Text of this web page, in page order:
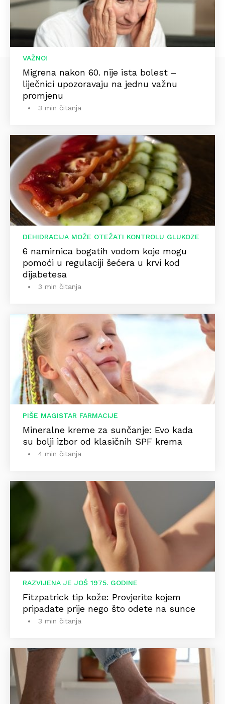
VAŽNO!
Migrena nakon 60. nije ista bolest –
liječnici upozoravaju na jednu važnu
promjenu
3 min čitanja
DEHIDRACIJA MOŽE OTEŽATI KONTROLU GLUKOZE
6 namirnica bogatih vodom koje mogu
pomoći u regulaciji šećera u krvi kod
dijabetesa
3 min čitanja
PIŠE MAGISTAR FARMACIJE
Mineralne kreme za sunčanje: Evo kada
su bolji izbor od klasičnih SPF krema
4 min čitanja
RAZVIJENA JE JOŠ 1975. GODINE
Fitzpatrick tip kože: Provjerite kojem
pripadate prije nego što odete na sunce
3 min čitanja